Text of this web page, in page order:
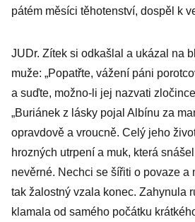
pátém měsíci těhotenství, dospěl k
JUDr. Zítek si odkašlal a ukázal na
muže: „Popatřte, vážení páni
a suďte, možno-li jej nazvati
„Buriánek z lásky pojal Albínu za
opravdově a vroucně. Celý jeho
hrozných utrpení a muk, která
nevěrné. Nechci se šířiti o povaze a
tak žalostný vzala konec. Zahynula
klamala od samého počátku